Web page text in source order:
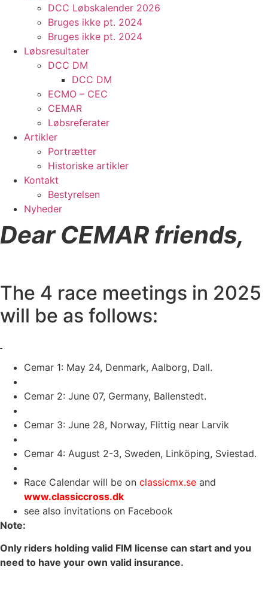
DCC Løbskalender 2026
Bruges ikke pt. 2024
Bruges ikke pt. 2024
Løbsresultater
DCC DM
DCC DM
ECMO – CEC
CEMAR
Løbsreferater
Artikler
Portrætter
Historiske artikler
Kontakt
Bestyrelsen
Nyheder
Dear CEMAR friends,
The 4 race meetings in 2025
will be as follows:
Cemar 1: May 24, Denmark, Aalborg, Dall.
Cemar 2: June 07, Germany, Ballenstedt.
Cemar 3: June 28, Norway, Flittig near Larvik
Cemar 4: August 2-3, Sweden, Linköping, Sviestad.
Race Calendar will be on classicmx.se and
www.classiccross.dk
see also invitations on Facebook
Note:
Only riders holding valid FIM license can start and you
need to have your own valid insurance.